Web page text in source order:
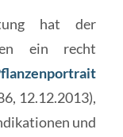
hat der
ein recht
12.12.2013),
und